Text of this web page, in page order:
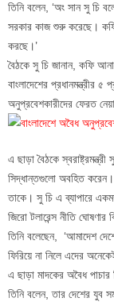
তিনি বলেন, ‘অং সান সু চি
সরকার কাজ শুরু করেছে।
করছে।’
বৈঠকে সু চি জানান, কফি
বাংলাদেশের প্রধানমন্ত্রীর
অনুপ্রবেশকারীদের ফেরত
এ ছাড়া বৈঠকে স্বরাষ্ট্রমন্ত্রী
সিদ্ধান্তগুলো অবহিত করেন।
তাকে। সু চি এ ব্যাপারে
জিরো টলারেন্স নীতি ঘোষণার
তিনি বলেছেন, ‘আমাদেশ
ফিরিয়ে না নিলে এদের
এ ছাড়া মাদকের অবৈধ
তিনি বলেন, তার দেশের যুব